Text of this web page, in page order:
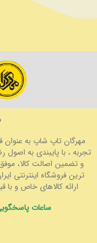
مهرگان تاپ شاپ به
و تضمین اصالت کالا،
ترین فروشگاه اینترنتی
ارائه کالاهای خاص و
ساعات پاسخگویی